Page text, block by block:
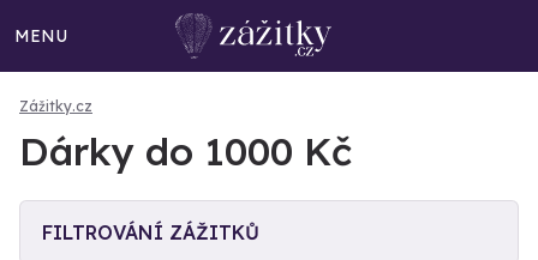
MENU
Zážitky.cz
Dárky do 1000 Kč
FILTROVÁNÍ ZÁŽITKŮ